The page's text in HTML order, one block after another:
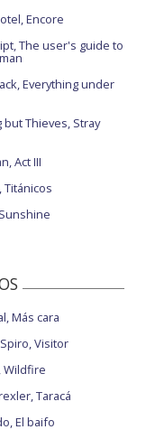
Encore
The user's guide to
Everything under
but Thieves, Stray
Act III
Titánicos
Más cara
Visitor
Wildfire
Taracá
El baifo